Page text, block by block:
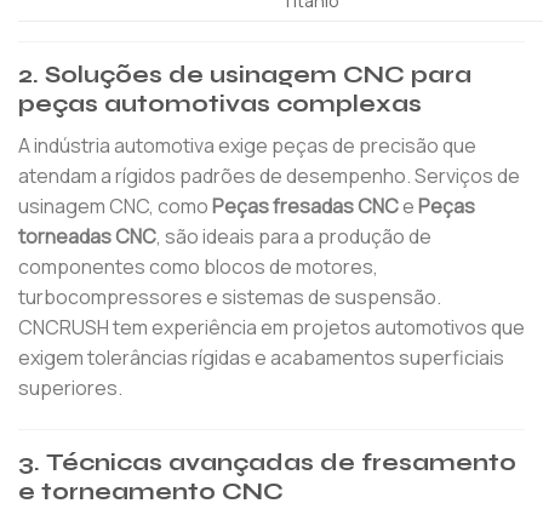
2. Soluções de usinagem CNC para
peças automotivas complexas
A indústria automotiva exige peças de precisão que
atendam a rígidos padrões de desempenho. Serviços de
usinagem CNC, comoPeças fresadas CNCePeças
torneadas CNC, são ideais para a produção de
componentes como blocos de motores,
turbocompressores e sistemas de suspensão.
CNCRUSH tem experiência em projetos automotivos que
exigem tolerâncias rígidas e acabamentos superficiais
superiores.
3. Técnicas avançadas de fresamento
e torneamento CNC